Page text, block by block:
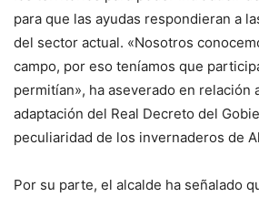
para que las ayudas respondieran a
del sector actual. «Nosotros
campo, por eso teníamos que
permitían», ha aseverado en relación
adaptación del Real Decreto del
peculiaridad de los invernaderos de
Por su parte, el alcalde ha señalado